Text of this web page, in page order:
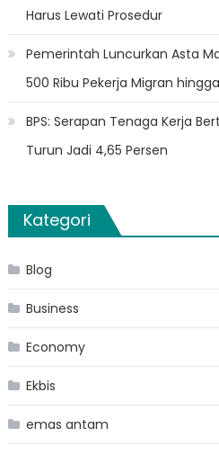
Harus Lewati Prosedur
Pemerintah Luncurkan Asta
500 Ribu Pekerja Migran
BPS: Serapan Tenaga Kerja
Turun Jadi 4,65 Persen
Kategori
Blog
Business
Economy
Ekbis
emas antam